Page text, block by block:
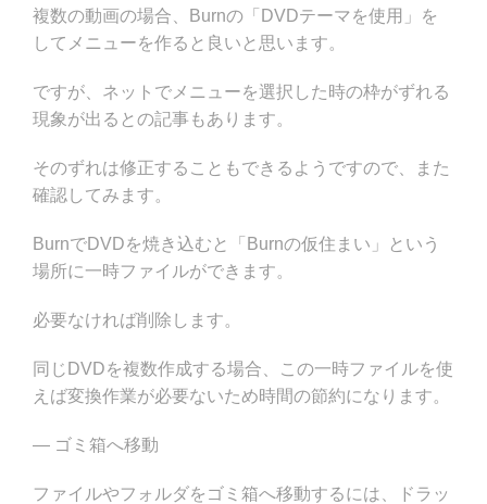
複数の動画の場合、Burnの「DVDテーマを使用」を
してメニューを作ると良いと思います。
ですが、ネットでメニューを選択した時の枠がずれる
現象が出るとの記事もあります。
そのずれは修正することもできるようですので、また
確認してみます。
BurnでDVDを焼き込むと「Burnの仮住まい」という
場所に一時ファイルができます。
必要なければ削除します。
同じDVDを複数作成する場合、この一時ファイルを使
えば変換作業が必要ないため時間の節約になります。
— ゴミ箱へ移動
ファイルやフォルダをゴミ箱へ移動するには、ドラッ